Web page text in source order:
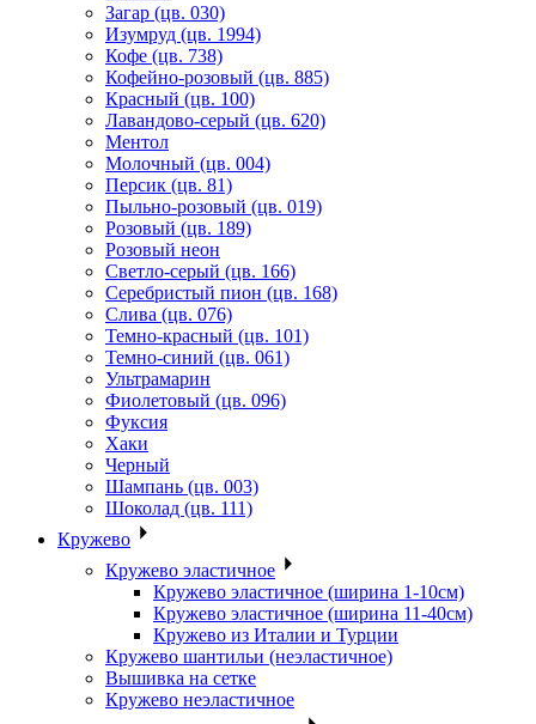
Загар (цв. 030)
Изумруд (цв. 1994)
Кофе (цв. 738)
Кофейно-розовый (цв. 885)
Красный (цв. 100)
Лавандово-серый (цв. 620)
Ментол
Молочный (цв. 004)
Персик (цв. 81)
Пыльно-розовый (цв. 019)
Розовый (цв. 189)
Розовый неон
Светло-серый (цв. 166)
Серебристый пион (цв. 168)
Слива (цв. 076)
Темно-красный (цв. 101)
Темно-синий (цв. 061)
Ультрамарин
Фиолетовый (цв. 096)
Фуксия
Хаки
Черный
Шампань (цв. 003)
Шоколад (цв. 111)
Кружево
Кружево эластичное
Кружево эластичное (ширина 1-10см)
Кружево эластичное (ширина 11-40см)
Кружево из Италии и Турции
Кружево шантильи (неэластичное)
Вышивка на сетке
Кружево неэластичное